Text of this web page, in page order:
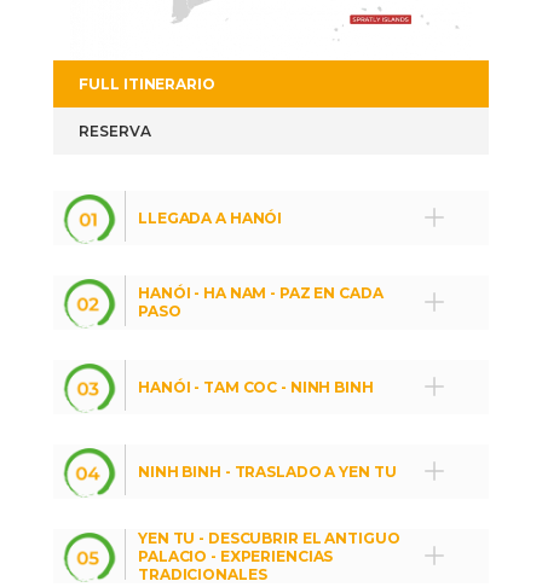
FULL ITINERARIO
RESERVA
LLEGADA A HANÓI
HANÓI - HA NAM - PAZ EN CADA
PASO
HANÓI - TAM COC - NINH BINH
NINH BINH - TRASLADO A YEN TU
YEN TU - DESCUBRIR EL ANTIGUO
PALACIO - EXPERIENCIAS
TRADICIONALES